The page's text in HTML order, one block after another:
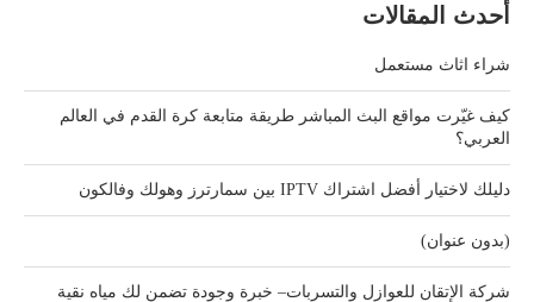
أحدث المقالات
شراء اثاث مستعمل
كيف غيّرت مواقع البث المباشر طريقة متابعة كرة القدم في العالم
العربي؟
دليلك لاختيار أفضل اشتراك IPTV بين سمارترز وهولك وفالكون
(بدون عنوان)
شركة الإتقان للعوازل والتسربات– خبرة وجودة تضمن لك مياه نقية